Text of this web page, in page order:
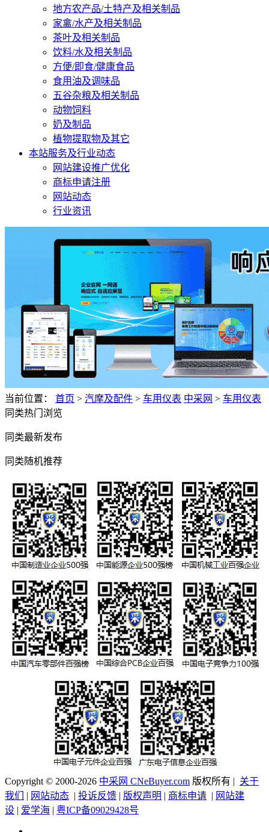
地方农产品/土特产及相关制品
家禽/水产及相关制品
茶叶及相关制品
饮料/水及相关制品
方便/即食/健康食品
食用油及调味品
五谷杂粮及相关制品
动物饲料
奶及制品
植物提取物及其它
本站服务及行业动态
网站建设推广优化
商标申请注册
网站动态
行业资讯
当前位置： 首页 > 汽摩及配件 > 车用仪表 中采网 > 车用仪表
同类热门浏览
同类最新发布
同类随机推荐
Copyright © 2000-2026 中采网 CNeBuyer.com 版权所有 | 关于
我们
| 网站动态 | 投诉反馈 | 版权声明 | 商标申请 | 网站建
设 | 爱学海 | 粤ICP备09029428号